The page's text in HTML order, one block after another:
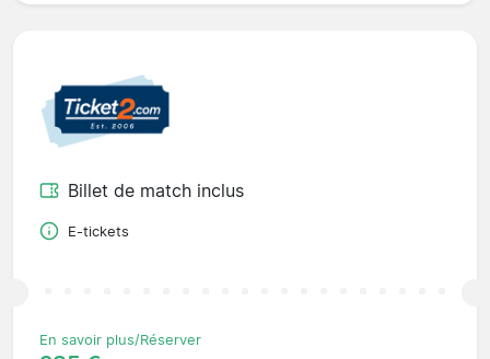
Billet de match inclus
E-tickets
En savoir plus/Réserver